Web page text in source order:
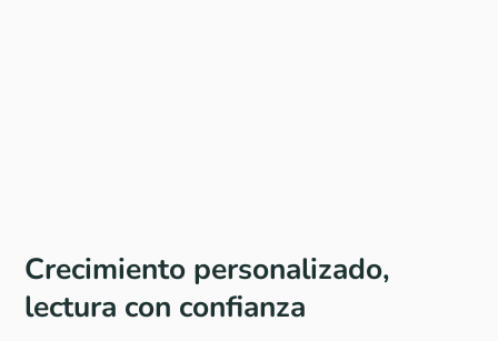
Crecimiento personalizado,
lectura con confianza